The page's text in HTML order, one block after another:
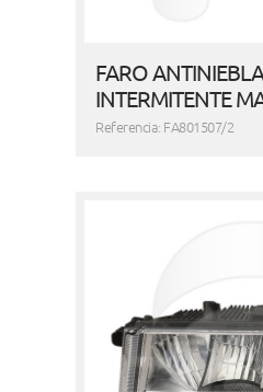
FARO
INTERMITENTE
Referencia: FA801507/2